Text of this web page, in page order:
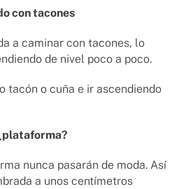
con tacones
a caminar con tacones, lo
de nivel poco a poco.
tacón o cuña e ir ascendiendo
nunca pasarán de moda. Así
a unos centímetros